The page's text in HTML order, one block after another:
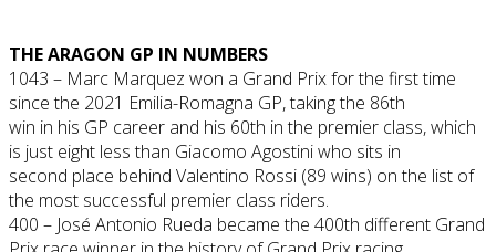
THE ARAGON GP IN NUMBERS
1043 – Marc Marquez won a Grand Prix for the first time
since the 2021 Emilia-Romagna GP, taking the 86th
win in his GP career and his 60th in the premier class, which
is just eight less than Giacomo Agostini who sits in
second place behind Valentino Rossi (89 wins) on the list of
the most successful premier class riders.
400 – José Antonio Rueda became the 400th different Grand